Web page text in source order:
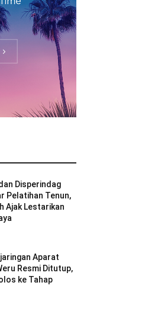
Disperindag
Pelatihan Tenun,
Ajak Lestarikan
Aparat
Resmi Ditutup,
ke Tahap